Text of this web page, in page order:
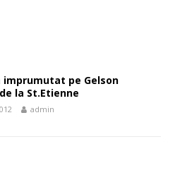
imprumutat pe Gelson
la St.Etienne
admin